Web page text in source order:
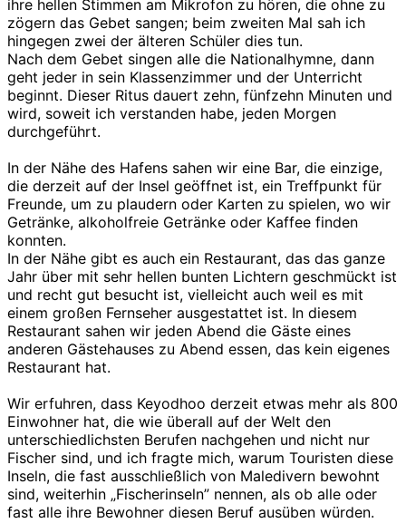
ihre hellen Stimmen am Mikrofon zu hören, die ohne zu
zögern das Gebet sangen; beim zweiten Mal sah ich
hingegen zwei der älteren Schüler dies tun.
Nach dem Gebet singen alle die Nationalhymne, dann
geht jeder in sein Klassenzimmer und der Unterricht
beginnt. Dieser Ritus dauert zehn, fünfzehn Minuten und
wird, soweit ich verstanden habe, jeden Morgen
durchgeführt.
In der Nähe des Hafens sahen wir eine Bar, die einzige,
die derzeit auf der Insel geöffnet ist, ein Treffpunkt für
Freunde, um zu plaudern oder Karten zu spielen, wo wir
Getränke, alkoholfreie Getränke oder Kaffee finden
konnten.
In der Nähe gibt es auch ein Restaurant, das das ganze
Jahr über mit sehr hellen bunten Lichtern geschmückt ist
und recht gut besucht ist, vielleicht auch weil es mit
einem großen Fernseher ausgestattet ist. In diesem
Restaurant sahen wir jeden Abend die Gäste eines
anderen Gästehauses zu Abend essen, das kein eigenes
Restaurant hat.
Wir erfuhren, dass Keyodhoo derzeit etwas mehr als 800
Einwohner hat, die wie überall auf der Welt den
unterschiedlichsten Berufen nachgehen und nicht nur
Fischer sind, und ich fragte mich, warum Touristen diese
Inseln, die fast ausschließlich von Maledivern bewohnt
sind, weiterhin „Fischerinseln” nennen, als ob alle oder
fast alle ihre Bewohner diesen Beruf ausüben würden.